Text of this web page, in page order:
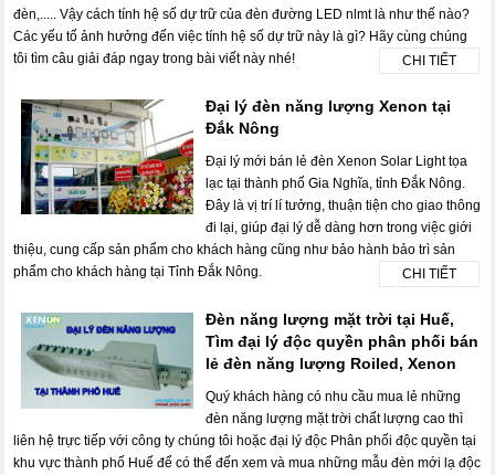
đèn,..... Vậy cách tính hệ số dự trữ của đèn đường LED nlmt là như thế nào?
Các yếu tố ảnh hưởng đến việc tính hệ số dự trữ này là gì? Hãy cùng chúng
tôi tìm câu giải đáp ngay trong bài viết này nhé!
CHI TIẾT
Đại lý đèn năng lượng Xenon tại
Đắk Nông
Đại lý mới bán lẻ đèn Xenon Solar Light tọa
lạc tại thành phố Gia Nghĩa, tỉnh Đắk Nông.
Đây là vị trí lí tưởng, thuận tiện cho giao thông
đi lại, giúp đại lý dễ dàng hơn trong việc giới
thiệu, cung cấp sản phẩm cho khách hàng cũng như bảo hành bảo trì sản
phẩm cho khách hàng tại Tỉnh Đắk Nông.
CHI TIẾT
Đèn năng lượng mặt trời tại Huế,
Tìm đại lý độc quyền phân phối bán
lẻ đèn năng lượng Roiled, Xenon
Quý khách hàng có nhu cầu mua lẻ những
đèn năng lượng mặt trời chất lượng cao thì
liên hệ trực tiếp với công ty chúng tôi hoặc đại lý độc Phân phối độc quyền tại
khu vực thành phố Huế để có thể đến xem và mua những mẫu đèn mới lạ độc